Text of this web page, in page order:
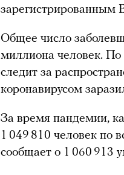
зарегистрированным
Общее число
миллиона человек. По
следит за
коронавирусом
За время пандемии,
1 049 810 человек по
сообщает о 1 060 913